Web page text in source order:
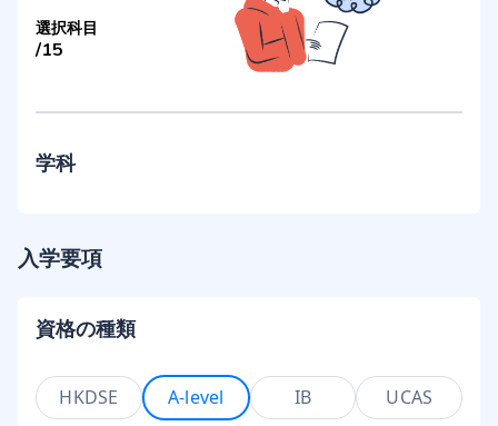
選択科目
/15
学科
入学要項
資格の種類
HKDSE A-level IB UCAS